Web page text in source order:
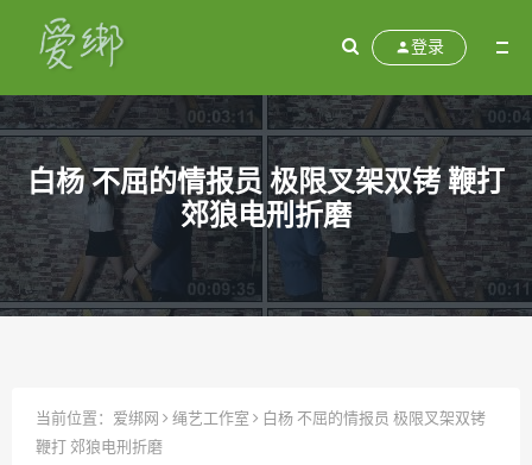
登录
白杨 不屈的情报员 极限叉架双铐 鞭打
郊狼电刑折磨
当前位置： 爱绑网 绳艺工作室
白杨 不屈的情报员 极限叉架双铐
鞭打 郊狼电刑折磨